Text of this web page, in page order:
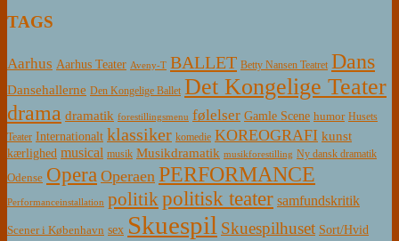
TAGS
Aarhus Aarhus Teater Aveny-T BALLET Betty Nansen Teatret Dans
Dansehallerne Den Kongelige Ballet Det Kongelige Teater
drama dramatik forestillingsmenu følelser Gamle Scene humor Husets
Teater Internationalt klassiker komedie KOREOGRAFI kunst
kærlighed musical musik Musikdramatik musikforestilling Ny dansk dramatik
Odense Opera Operaen PERFORMANCE
Performanceinstallation politikpolitisk teater samfundskritik
Scener i København sex Skuespil Skuespilhuset Sort/Hvid